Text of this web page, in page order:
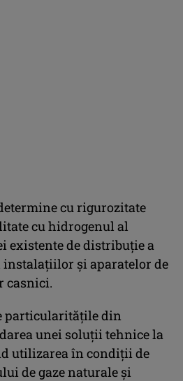
cu rigurozitate
cu hidrogenul al
existente de distribuție a
instalațiilor și aparatelor de
casnici.
particularitățile din
unei soluții tehnice la
utilizarea în condiții de
de gaze naturale şi